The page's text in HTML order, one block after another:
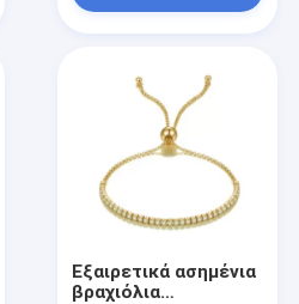
Εξαιρετικά ασημένια
βραχιόλια